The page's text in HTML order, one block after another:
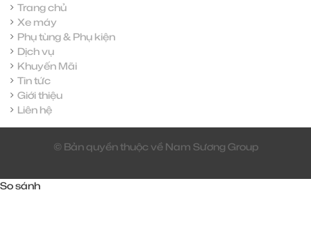
Trang chủ
Xe máy
Phụ tùng & Phụ kiện
Dịch vụ
Khuyến Mãi
Tin tức
Giới thiệu
Liên hệ
© Bản quyền thuộc về Nam Sương Group
So sánh